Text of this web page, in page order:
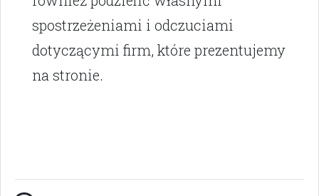
spostrzeżeniami i odczuciami
dotyczącymi firm, które prezentujemy
na stronie.